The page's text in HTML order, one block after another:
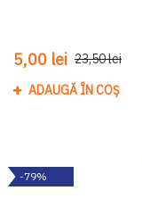
5,00 lei 23,50 lei
ADAUGĂ ÎN COȘ
-79%